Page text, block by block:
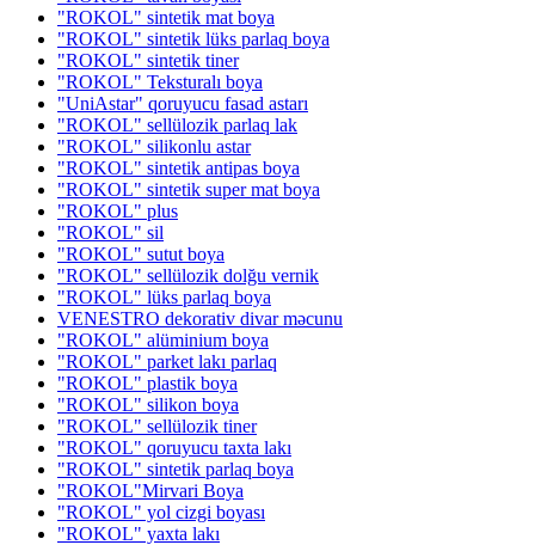
"ROKOL" sintetik mat boya
"ROKOL" sintetik lüks parlaq boya
"ROKOL" sintetik tiner
"ROKOL" Teksturalı boya
"UniAstar" qoruyucu fasad astarı
"ROKOL" sellülozik parlaq lak
"ROKOL" silikonlu astar
"ROKOL" sintetik antipas boya
"ROKOL" sintetik super mat boya
"ROKOL" plus
"ROKOL" sil
"ROKOL" sutut boya
"ROKOL" sellülozik dolğu vernik
"ROKOL" lüks parlaq boya
VENESTRO dekorativ divar məcunu
"ROKOL" alüminium boya
"ROKOL" parket lakı parlaq
"ROKOL" plastik boya
"ROKOL" silikon boya
"ROKOL" sellülozik tiner
"ROKOL" qoruyucu taxta lakı
"ROKOL" sintetik parlaq boya
"ROKOL"Mirvari Boya
"ROKOL" yol cizgi boyası
"ROKOL" yaxta lakı